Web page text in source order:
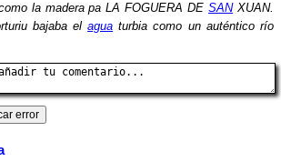
la madera pa LA FOGUERA DESANXUAN.
bajaba elagua turbia como un auténtico río